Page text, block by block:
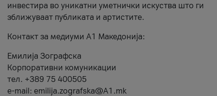
инвестира во уникатни уметнички искуства што ги
зближуваат публиката и артистите.
Контакт за медиуми А1 Македонија:
Емилија Зографска
Корпоративни комуникации
тел. +389 75 400505
e-mail: emilija.zografska@A1.mk